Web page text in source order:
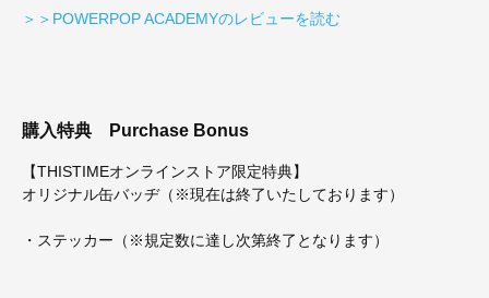
＞＞POWERPOP ACADEMYのレビューを読む
購入特典 Purchase Bonus
【THISTIMEオンラインストア限定特典】
オリジナル缶バッヂ（※現在は終了いたしております）
・ステッカー（※規定数に達し次第終了となります）